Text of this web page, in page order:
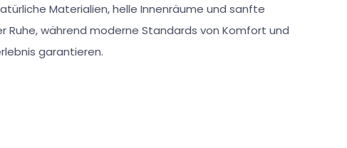
Materialien, helle Innenräume und sanfte
während moderne Standards von Komfort und
garantieren.